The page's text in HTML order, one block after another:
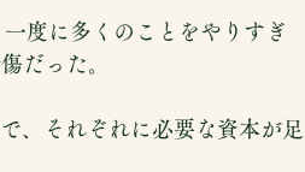
度に多くのことをやりすぎ
だった。
、それぞれに必要な資本が足